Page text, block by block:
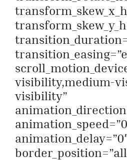
visibility,medium-
visibility”